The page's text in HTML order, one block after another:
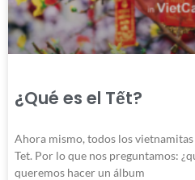
¿Qué es el Tết?
Ahora mismo, todos los
Tet. Por lo que nos preguntamos:
queremos hacer un álbum